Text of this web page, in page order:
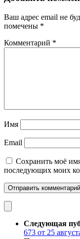
Ваш адрес email не
помечены *
Комментарий *
Имя
Email
Сохранить моё
последующих моих
Следующая
673 от 25